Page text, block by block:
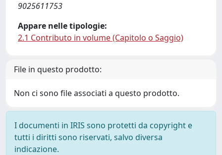
9025611753
Appare nelle tipologie:
2.1 Contributo in volume (Capitolo o Saggio)
File in questo prodotto:
Non ci sono file associati a questo prodotto.
I documenti in IRIS sono protetti da copyright e
tutti i diritti sono riservati, salvo diversa
indicazione.